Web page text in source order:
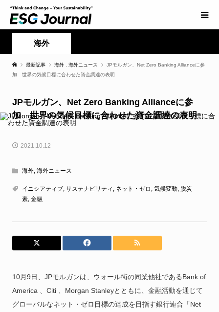
海外
最新記事 海外 海外ニュース
JPモルガン、Net Zero Banking Allianceに参
加 世界の気候目標に合わせた資金調達の表明
JPモルガン、Net Zero Banking Allianceに参
加 世界の気候目標に合わせた資金調達の表明
2021.10.12
海外, 海外ニュース
イニシアティブ, サステナビリティ , ネット・ゼロ , 気候変動, 脱炭
素, 金融
10月9日、JPモルガンは、ウォール街の同業他社であるBank of
America 、Citi 、Morgan Stanleyとともに、金融活動を通じて
グローバルなネット・ゼロ目標の達成を目指す銀行連合「Net